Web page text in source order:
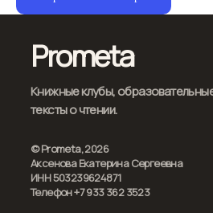
Prometa
Книжные клубы,
тексты о чтении.
© Prometa, 2026
Аксенова Екатерина Сергеевна
ИНН 503239624871
Телефон +7 933 362 3523